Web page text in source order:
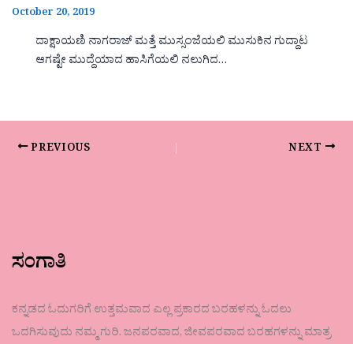
October 20, 2019
ದಾಕ್ಷಾಯಣಿ ನಾಗರಾಜ್ ಮತ್ತೆ ಮುಸ್ಸಂಜೆಯಲಿ ಮುಸುಕಿನ ಗುದ್ದಾಟ
ಆಗಷ್ಟೇ ಮುದ್ದೆಯಾದ ಹಾಸಿಗೆಯಲಿ ನಲುಗಿದ…
PREVIOUS NEXT
ಸಂಗಾತಿ
ಕನ್ನಡದ ಓದುಗರಿಗೆ ಉತ್ತಮವಾದ ಎಲ್ಲ ಪ್ರಕಾರದ ಬರಹಳನ್ನು ಓದಲು
ಒದಗಿಸುವುದು ನಮ್ಮ ಗುರಿ. ಜನಪರವಾದ, ಜೀವಪರವಾದ ಬರಹಗಳನ್ನು ಮಾತ್ರ